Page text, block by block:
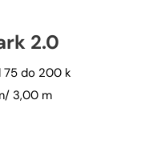
2.0
75 do 200 k
3,00 m